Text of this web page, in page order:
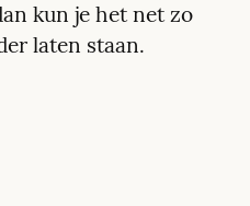
kun je het net zo
laten staan.